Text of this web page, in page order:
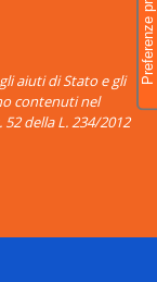
aiuti di Stato e gli
contenuti nel
della L. 234/2012